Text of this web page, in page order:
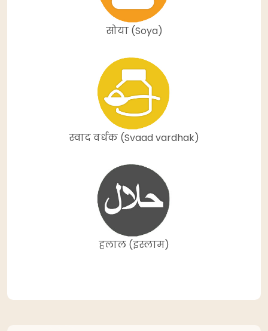
सोया (Soya)
स्वाद वर्धक (Svaad vardhak)
हलाल (इस्लाम)